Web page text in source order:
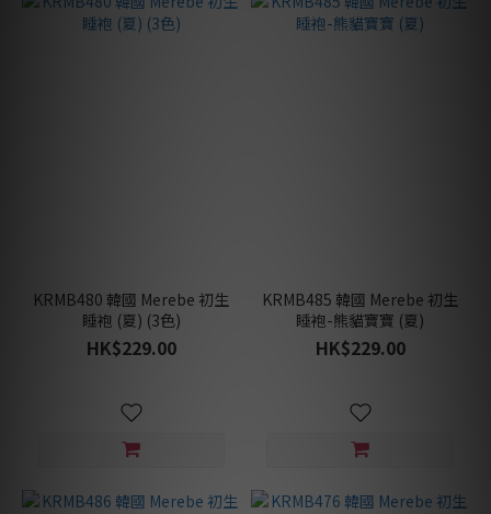
KRMB480 韓國 Merebe 初生
睡袍 (夏) (3色)
HK$229.00
KRMB485 韓國 Merebe 初生
睡袍-熊貓寶寶 (夏)
HK$229.00